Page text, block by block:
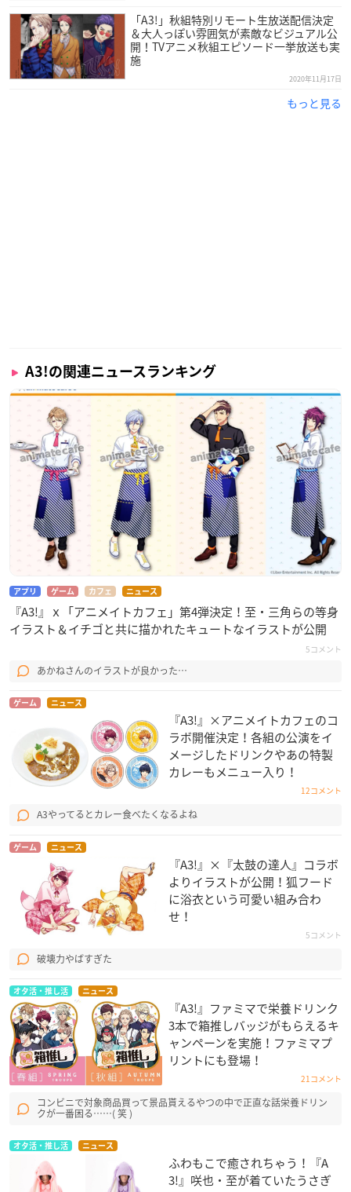
【スタッフ】
原作：『A3!（エースリー）』（リベル・エンタテインメン
ト）
キャラクター原案：冨士原 良
アニメーション制作：P.A.WORKS×Studio 3Hz
【キャスト】
＜秋組＞
摂津万里：沢城千春
兵頭十座：武内駿輔
七尾太一：濱 健人
伏見 臣：熊谷健太郎
古市左京：帆世雄一
＜冬組＞
月岡 紬：田丸篤志
高遠 丞：佐藤拓也
御影 密：寺島惇太
有栖川 誉：豊永利行
佐久間咲也：酒井広大
碓氷真澄：白井悠介
皆木 綴：西山宏太朗
茅ヶ崎 至：浅沼晋太郎
シトロン：五十嵐 雅
＜夏組＞
皇 天馬：江口拓也
瑠璃川 幸：土岐隼一
向坂 椋：山谷祥生
斑鳩三角：廣瀬大介
三好一成：小澤 廉
松川伊助：小西克幸
立花いづみ：名塚佳織
関連商品
TV A3! SEASON AUTUMN＆WINTER ED「ZERO LI
MIT/Thawing」/秋組・冬組
「A3!」秋組特別リモート生放送配信決定
＆大人っぽい雰囲気が素敵なビジュアル公
開！TVアニメ秋組エピソード一挙放送も実
施
2020年11月17日
もっと見る
A3!の関連ニュースランキング
アプリ ゲーム カフェ ニュース
『A3!』ｘ「アニメイトカフェ」第4弾決定！至・三角らの等身
イラスト＆イチゴと共に描かれたキュートなイラストが公開
5コメント
あかねさんのイラストが良かった…
ゲーム ニュース
『A3!』×アニメイトカフェのコ
ラボ開催決定！各組の公演をイ
メージしたドリンクやあの特製
カレーもメニュー入り！
12コメント
A3やってるとカレー食べたくなるよね
ゲーム ニュース
『A3!』×『太鼓の達人』コラボ
よりイラストが公開！狐フード
に浴衣という可愛い組み合わ
せ！
5コメント
破壊力やばすぎた
オタ活・推し活 ニュース
『A3!』ファミマで栄養ドリンク
3本で箱推しバッジがもらえるキ
ャンペーンを実施！ファミマプ
リントにも登場！
21コメント
コンビニで対象商品買って景品貰えるやつの中で正直な話栄養ドリン
クが一番困る……( 笑 )
オタ活・推し活 ニュース
ふわもこで癒されちゃう！『A
3!』咲也・至が着ていたうさぎ